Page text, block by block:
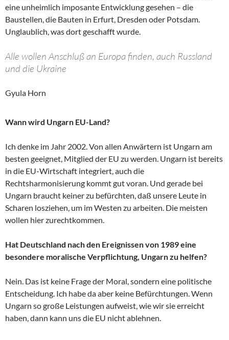
eine unheimlich imposante Entwicklung gesehen – die
Baustellen, die Bauten in Erfurt, Dresden oder Potsdam.
Unglaublich, was dort geschafft wurde.
Alle wollen Anschluß an Europa finden, auch Russland
und die Ukraine
Gyula Horn
Wann wird Ungarn EU-Land?
Ich denke im Jahr 2002. Von allen Anwärtern ist Ungarn am
besten geeignet, Mitglied der EU zu werden. Ungarn ist bereits
in die EU-Wirtschaft integriert, auch die
Rechtsharmonisierung kommt gut voran. Und gerade bei
Ungarn braucht keiner zu befürchten, daß unsere Leute in
Scharen losziehen, um im Westen zu arbeiten. Die meisten
wollen hier zurechtkommen.
Hat Deutschland nach den Ereignissen von 1989 eine
besondere moralische Verpflichtung, Ungarn zu helfen?
Nein. Das ist keine Frage der Moral, sondern eine politische
Entscheidung. Ich habe da aber keine Befürchtungen. Wenn
Ungarn so große Leistungen aufweist, wie wir sie erreicht
haben, dann kann uns die EU nicht ablehnen.